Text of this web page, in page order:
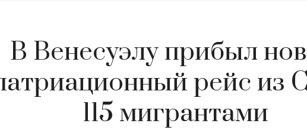
В Венесуэлу прибыл
рейс из
115 мигрантами